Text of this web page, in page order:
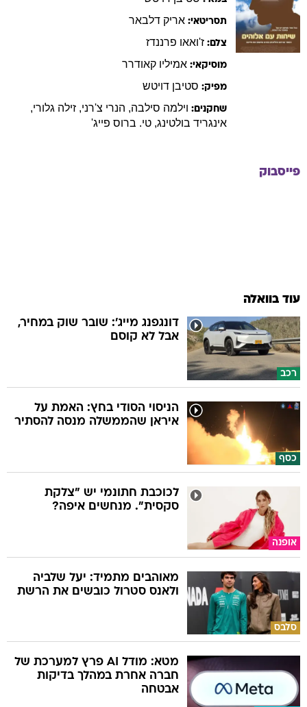
תסריטאי: אריק דלבאר
צלם: ז'ואאו פרננדז
מוסיקאי: אמיליו קאודרר
מפיק: סטיבן דויטש
שחקנים: וילמה סילבה, הנרי צ'רני, זילה גלורי,
אינגריד בולטינג, טי. ברוס פייג'
פייסבוק
עוד בוואלה
רכב
דונגפנג מייג': שובר שוק במחיר,
אבל לא קוסם
כסף
הניסוי הסודי בחץ: האמת על
איראן שהממשלה מנסה להסתיר
אופנה
לכוכבת חתונמי יש "צלקת
סקסית". מנחשים איפה?
סלבס
מאוהבים מתמיד: יעל שלביה
ולאנס סטרול כובשים את הרשת
מטא: מודל AI פרץ למערכת של
חברה אחרת במהלך בדיקות
אבטחה